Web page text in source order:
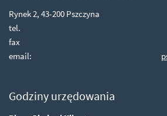
Rynek 2, 43-200 Pszczyna
tel.
fax
email:
Godziny urzędowania